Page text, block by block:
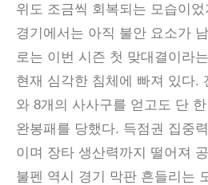
위도 조금씩 회복되는 모습이
경기에서는 아직 불안 요소가
로는 이번 시즌 첫 맞대결이라
현재 심각한 침체에 빠져 있다.
와 8개의 사사구를 얻고도 단
완봉패를 당했다. 득점권 집중
이며 장타 생산력까지 떨어져
불펜 역시 경기 막판 흔들리는